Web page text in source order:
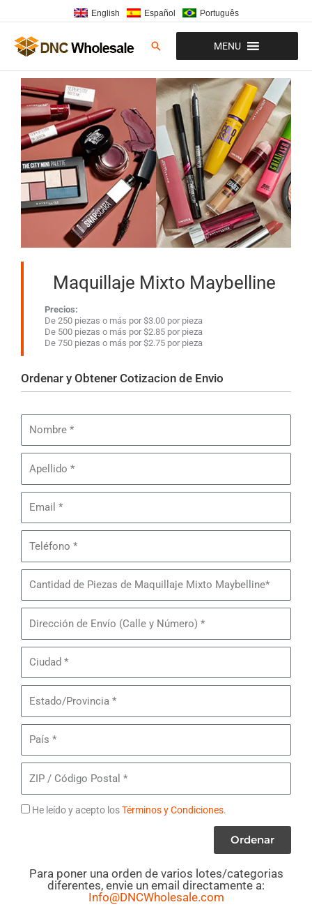
al
contenido
English Español Português
Buscar MENU
Maquillaje Mixto Maybelline
Precios:
De 250 piezas o más por $3.00 por pieza
De 500 piezas o más por $2.85 por pieza
De 750 piezas o más por $2.75 por pieza
Ordenar y Obtener Cotizacion de Envio
Piezas
de
Maquillaje
Mixto
Maybelline
Envío
Código
Términos
He leído y acepto losTérminos y Condiciones.
Ordenar
Para poner una orden de varios lotes/categorias
diferentes, envie un email directamente a:
Info@DNCWholesale.com